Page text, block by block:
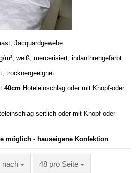
Jacquardgewebe
m², weiß, mercerisiert, indanthrengefärbt
trocknergeeignet
40cm Hoteleinschlag oder mit Knopf-oder
seitlich oder mit Knopf-oder
möglich - hauseigene Konfektion
nach 48 pro Seite